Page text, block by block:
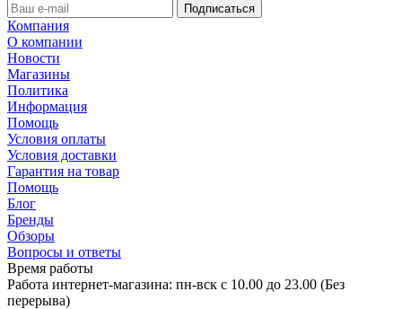
Компания
О компании
Новости
Магазины
Политика
Информация
Помощь
Условия оплаты
Условия доставки
Гарантия на товар
Помощь
Блог
Бренды
Обзоры
Вопросы и ответы
Время работы
Работа интернет-магазина: пн-вск с 10.00 до 23.00 (Без
перерыва)